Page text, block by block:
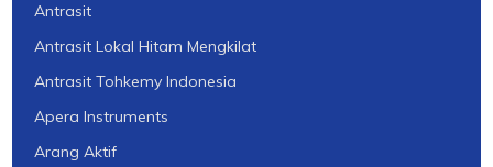
Antrasit
Antrasit Lokal Hitam Mengkilat
Antrasit Tohkemy Indonesia
Apera Instruments
Arang Aktif